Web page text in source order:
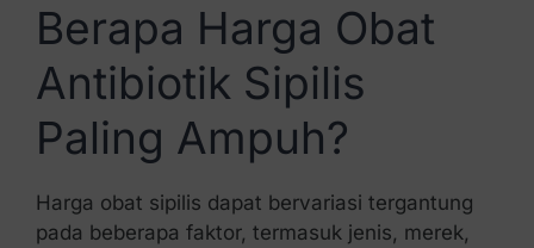
Berapa Harga Obat
Antibiotik Sipilis
Paling Ampuh?
Harga obat sipilis dapat bervariasi tergantung
pada beberapa faktor, termasuk jenis, merek,